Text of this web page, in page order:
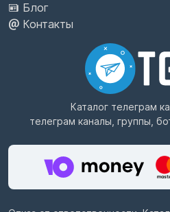
Блог
Контакты
Каталог телеграм
телеграм каналы, группы,